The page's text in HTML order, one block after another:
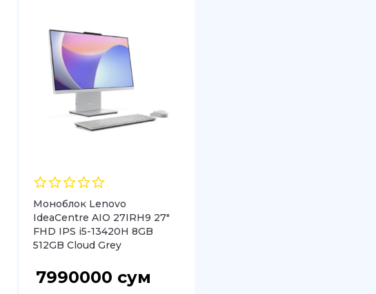
Моноблок Lenovo
IdeaCentre AIO 27IRH9 27″
FHD IPS i5-13420H 8GB
512GB Cloud Grey
7990000 сум